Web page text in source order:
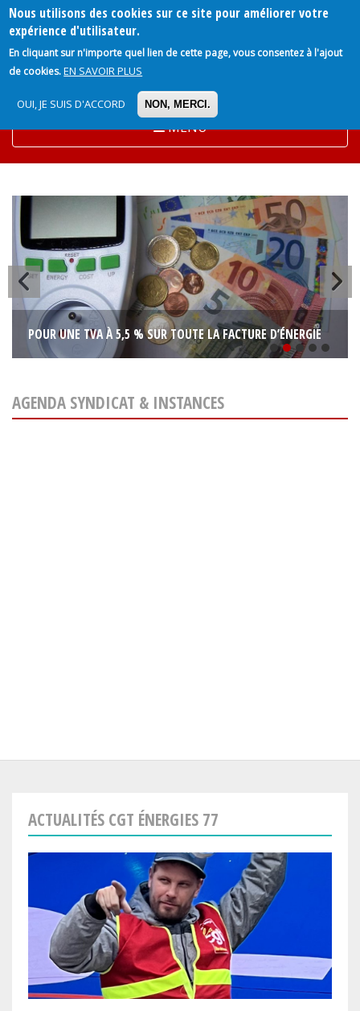
Nous utilisons des cookies sur ce site pour améliorer votre
expérience d'utilisateur.
En cliquant sur n'importe quel lien de cette page, vous consentez à l'ajout
de cookies.EN SAVOIR PLUS
OUI, JE SUIS D'ACCORD NON, MERCI.
Aller
contenu
MENU
COMPRENDRE LA CPPNI DES IEG : UN OUTIL CLÉ DU
DIALOGUE SOCIAL
AGENDA SYNDICAT & INSTANCES
ACTUALITÉS CGT ÉNERGIES 77